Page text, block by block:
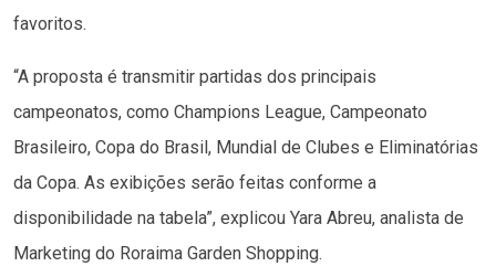
favoritos.
“A proposta é transmitir partidas dos principais
campeonatos, como Champions League, Campeonato
Brasileiro, Copa do Brasil, Mundial de Clubes e Eliminatórias
da Copa. As exibições serão feitas conforme a
disponibilidade na tabela”, explicou Yara Abreu, analista de
Marketing do Roraima Garden Shopping.